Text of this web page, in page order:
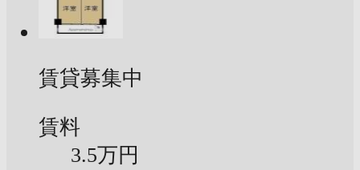
賃貸募集中
賃料
3.5万円